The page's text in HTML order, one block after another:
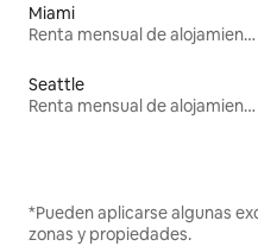
Miami
Renta mensual de alojamientos
Seattle
Renta mensual de alojamientos
*Pueden aplicarse algunas
zonas y propiedades.